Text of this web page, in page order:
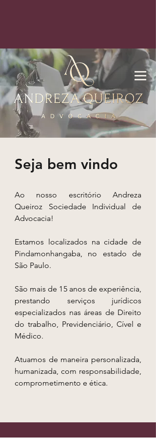
Seja bem vindo
Ao nosso escritório Andreza
Queiroz Sociedade Individual de
Advocacia!
Estamos localizados na cidade de
Pindamonhangaba, no estado de
São Paulo.
São mais de 15 anos de experiência,
prestando serviços jurídicos
especializados nas áreas de Direito
do trabalho, Previdenciário, Cível e
Médico.
Atuamos de maneira personalizada,
humanizada, com responsabilidade,
comprometimento e ética.